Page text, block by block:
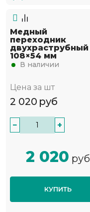
Медный
переходник
двухраструбный
108×54 мм
В наличии
Цена за шт
2 020 руб
− +
2 020 руб
КУПИТЬ